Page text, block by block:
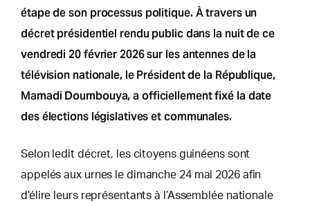
étape de son processus politique. À travers un
décret présidentiel rendu public dans la nuit de ce
vendredi 20 février 2026 sur les antennes de la
télévision nationale, le Président de la République,
Mamadi Doumbouya, a officiellement fixé la date
des élections législatives et communales.
Selon ledit décret, les citoyens guinéens sont
appelés aux urnes le dimanche 24 mai 2026 afin
d’élire leurs représentants à l’Assemblée nationale